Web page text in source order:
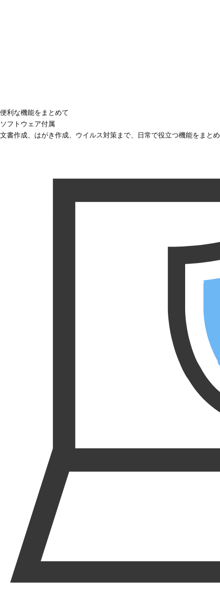
便利な機能をまとめて
ソフトウェア付属
文書作成、はがき作成、ウイルス対策まで、日常で役立つ機能をまと